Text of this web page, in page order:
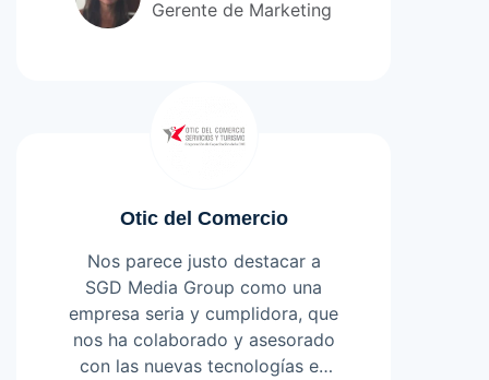
cumplieron perfecto; la asesoría
primera.
100% recomendables!”
Gerente de Marketing
Otic del Comercio
Nos parece justo destacar a
SGD Media Group como una
empresa seria y cumplidora, que
nos ha colaborado y asesorado
con las nuevas tecnologías en